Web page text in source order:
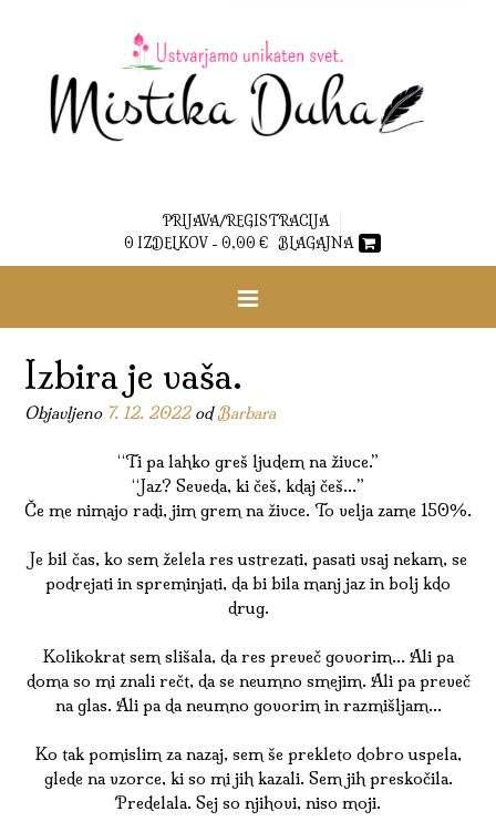
PRIJAVA/REGISTRACIJA
0 IZDELKOV - 0,00 € BLAGAJNA
Izbira je vaša.
Objavljeno 7. 12. 2022odBarbara
“Ti pa lahko greš ljudem na živce.”
“Jaz? Seveda, ki češ, kdaj češ…”
Če me nimajo radi, jim grem na živce. To velja zame 150%.
Je bil čas, ko sem želela res ustrezati, pasati vsaj nekam, se
podrejati in spreminjati, da bi bila manj jaz in bolj kdo
drug.
Kolikokrat sem slišala, da res preveč govorim… Ali pa
doma so mi znali rečt, da se neumno smejim. Ali pa preveč
na glas. Ali pa da neumno govorim in razmišljam…
Ko tak pomislim za nazaj, sem še prekleto dobro uspela,
glede na vzorce, ki so mi jih kazali. Sem jih preskočila.
Predelala. Sej so njihovi, niso moji.